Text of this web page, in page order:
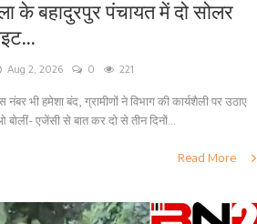
के बहादुरपुर पंचायत में दो सोलर
Aug 2, 2026 0 221
नंबर भी हमेशा बंद, ग्रामीणों ने विभाग की कार्यशैली पर उठाए
एजेंसी से बात कर दो से तीन दिनों...
Read More